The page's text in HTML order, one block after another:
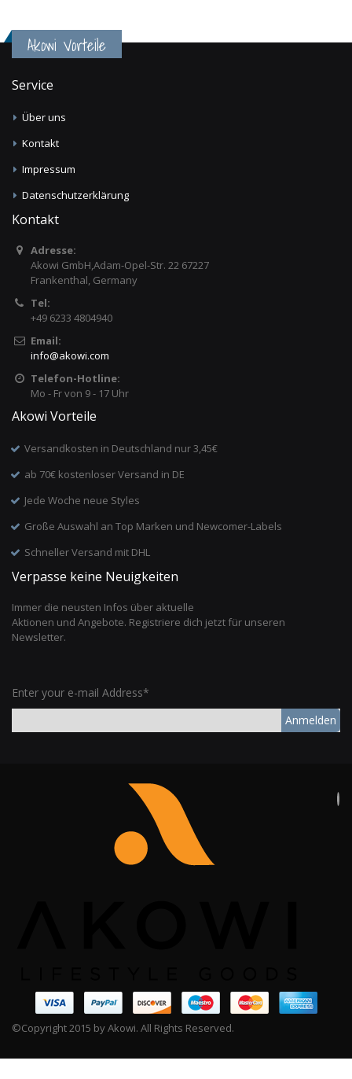
Akowi Vorteile
Service
Über uns
Kontakt
Impressum
Datenschutzerklärung
Kontakt
Adresse:
Akowi GmbH,Adam-Opel-Str. 22 67227
Frankenthal, Germany
Tel:
+49 6233 4804940
Email:
info@akowi.com
Telefon-Hotline:
Mo - Fr von 9 - 17 Uhr
Akowi Vorteile
Versandkosten in Deutschland nur 3,45€
ab 70€ kostenloser Versand in DE
Jede Woche neue Styles
Große Auswahl an Top Marken und Newcomer-Labels
Schneller Versand mit DHL
Verpasse keine Neuigkeiten
Immer die neusten Infos über aktuelle
Aktionen und Angebote. Registriere dich jetzt für unseren
Newsletter.
Enter your e-mail Address*
Anmelden
©Copyright 2015 by Akowi. All Rights Reserved.